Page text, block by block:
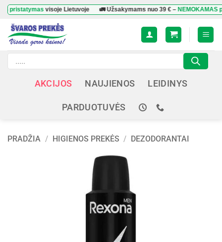
Skip
content
visoje Lietuvoje 🚛 Užsakymams nuo39 €–NEMOKAMAS
Products
search
AKCIJOS NAUJIENOS LEIDINYS
PARDUOTUVĖS
PRADŽIA / HIGIENOS PREKĖS / DEZODORANTAI